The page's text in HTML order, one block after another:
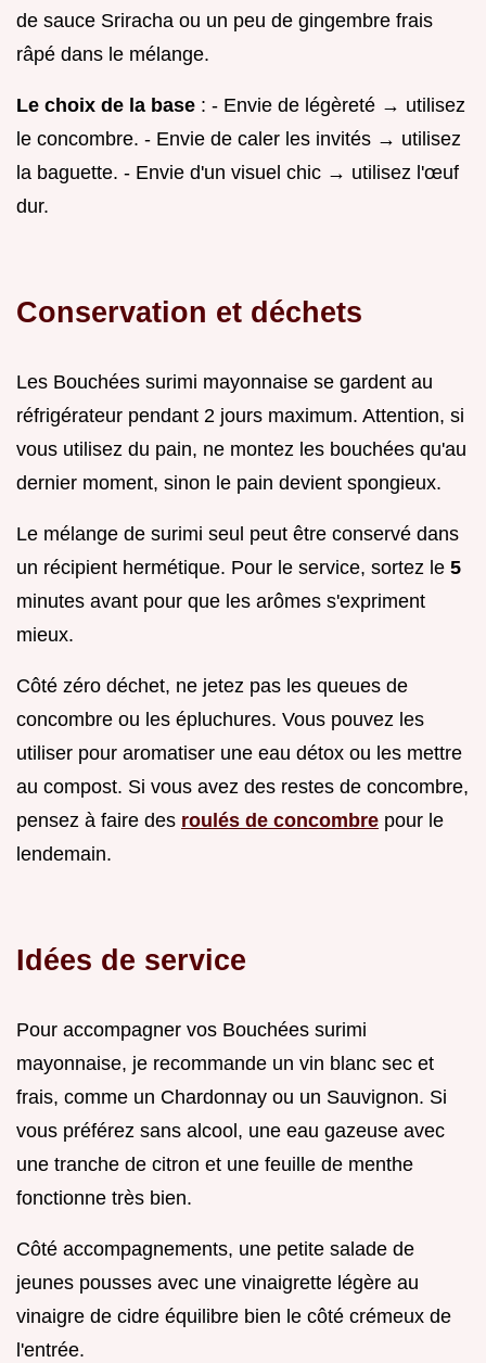
de sauce Sriracha ou un peu de gingembre frais
râpé dans le mélange.
Le choix de la base : - Envie de légèreté → utilisez
le concombre. - Envie de caler les invités → utilisez
la baguette. - Envie d'un visuel chic → utilisez l'œuf
dur.
Conservation et déchets
Les Bouchées surimi mayonnaise se gardent au
réfrigérateur pendant 2 jours maximum. Attention, si
vous utilisez du pain, ne montez les bouchées qu'au
dernier moment, sinon le pain devient spongieux.
Le mélange de surimi seul peut être conservé dans
un récipient hermétique. Pour le service, sortez le 5
minutes avant pour que les arômes s'expriment
mieux.
Côté zéro déchet, ne jetez pas les queues de
concombre ou les épluchures. Vous pouvez les
utiliser pour aromatiser une eau détox ou les mettre
au compost. Si vous avez des restes de concombre,
pensez à faire des roulés de concombre pour le
lendemain.
Idées de service
Pour accompagner vos Bouchées surimi
mayonnaise, je recommande un vin blanc sec et
frais, comme un Chardonnay ou un Sauvignon. Si
vous préférez sans alcool, une eau gazeuse avec
une tranche de citron et une feuille de menthe
fonctionne très bien.
Côté accompagnements, une petite salade de
jeunes pousses avec une vinaigrette légère au
vinaigre de cidre équilibre bien le côté crémeux de
l'entrée.